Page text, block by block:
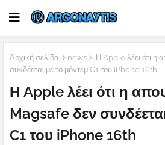
Αρχική σελίδα news
Η Apple λέει ότι η
συνδέεται με το μόντεμ C1 του iPhone 16th
Η Apple λέει ότι η
Magsafe δεν
C1 του iPhone 16th